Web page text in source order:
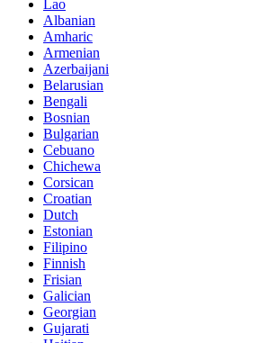
Lao
Albanian
Amharic
Armenian
Azerbaijani
Belarusian
Bengali
Bosnian
Bulgarian
Cebuano
Chichewa
Corsican
Croatian
Dutch
Estonian
Filipino
Finnish
Frisian
Galician
Georgian
Gujarati